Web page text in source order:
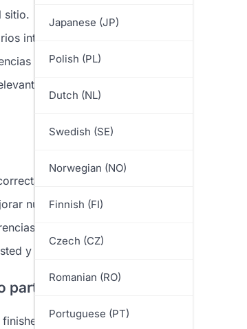
Japanese (JP)
Polish (PL)
Dutch (NL)
Swedish (SE)
Norwegian (NO)
Finnish (FI)
Czech (CZ)
Romanian (RO)
Portuguese (PT)
sitio.
interactúan con nuestro sitio.
y mejorar su experiencia.
nuestros contenidos y servicios.
y comportamiento.
y sus intereses.
participar